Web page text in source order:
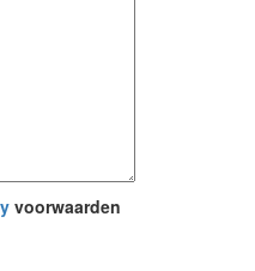
voorwaarden